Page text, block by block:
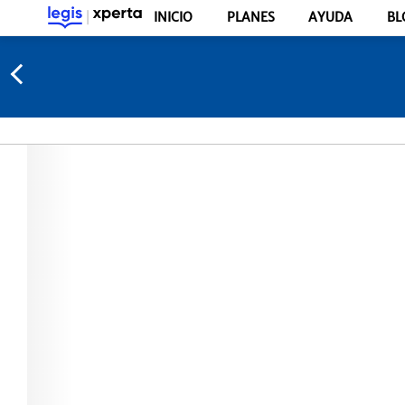
INICIO PLANES AYUDA